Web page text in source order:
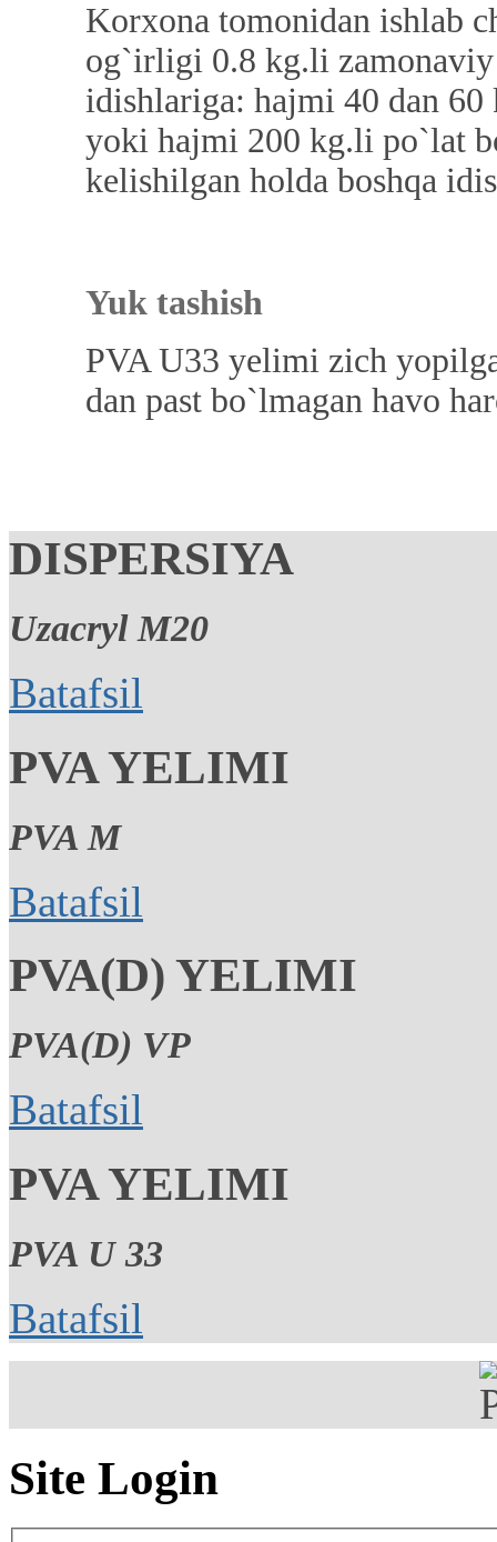
Korxona tomonidan ishlab
og`irligi 0.8 kg.li
idishlariga: hajmi 40 dan
yoki hajmi 200 kg.li po`lat
kelishilgan holda boshqa
Yuk tashish
PVA U33 yelimi zich
dan past bo`lmagan havo
DISPERSIYA
Uzacryl M20
Batafsil
PVA YELIMI
PVA M
Batafsil
PVA(D) YELIMI
PVA(D) VP
Batafsil
PVA YELIMI
PVA U 33
Batafsil
Site Login